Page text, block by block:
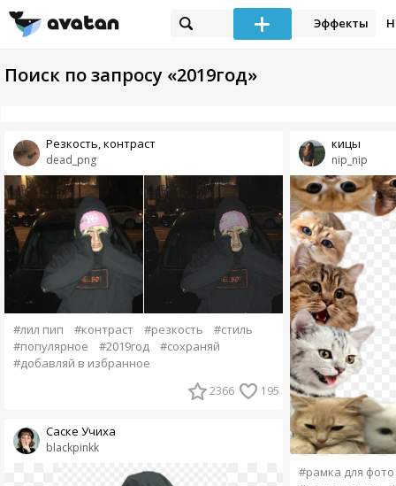
Эффекты
Поиск по запросу «2019год»
dead_png
Резкость, контраст
#лил пип #контраст #резкость
#стиль
#популярное
#2019год
#сохраняй
#добавляй в избранное
2366 195
blackpinkk
Саске Учиха
nip_nip
кицы
#рамка для фото